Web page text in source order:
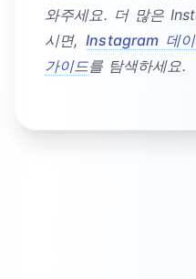
와주세요. 더 많은
시면,Instagram 데
가이드를 탐색하세요.